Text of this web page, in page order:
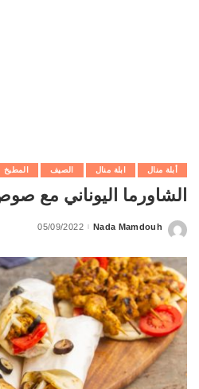
أبلة منال ابلة منال الصيف المطبخ
الشاورما اليوناني مع
Posted
Nada Mamdouh
05/09/2022